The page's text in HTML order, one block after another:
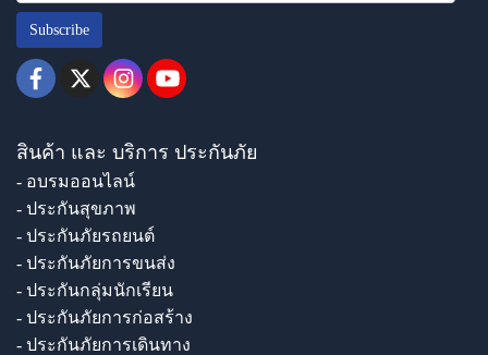
Subscribe
สินค้า และ บริการ ประกันภัย
- อบรมออนไลน์
- ประกันสุขภาพ
- ประกันภัยรถยนต์
- ประกันภัยการขนส่ง
- ประกันกลุ่มนักเรียน
- ประกันภัยการก่อสร้าง
- ประกันภัยการเดินทาง